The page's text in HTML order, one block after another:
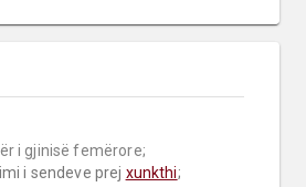
i gjinisë femërore;
i sendeve prej xunkthi;